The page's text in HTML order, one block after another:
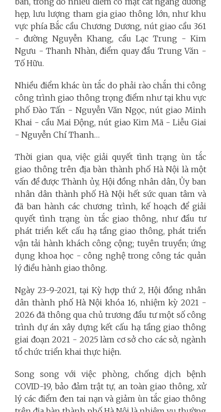
hẹp, lưu lượng tham gia giao thông lớn, như khu
vực phía Bắc cầu Chương Dương, nút giao cầu 361
- đường Nguyễn Khang, cầu Lạc Trung - Kim
Ngưu - Thanh Nhàn, điểm quay đầu Trung Văn -
Tố Hữu.
Nhiều điểm khác ùn tắc do phải rào chắn thi công
công trình giao thông trọng điểm như tại khu vực
phố Đào Tấn - Nguyễn Văn Ngọc, nút giao Minh
Khai - cầu Mai Động, nút giao Kim Mã - Liễu Giai
- Nguyễn Chí Thanh…
Thời gian qua, việc giải quyết tình trạng ùn tắc
giao thông trên địa bàn thành phố Hà Nội là một
vấn đề được Thành ủy, Hội đồng nhân dân, Ủy ban
nhân dân thành phố Hà Nội hết sức quan tâm và
đã ban hành các chương trình, kế hoạch để giải
quyết tình trạng ùn tắc giao thông, như đầu tư
phát triển kết cấu hạ tầng giao thông, phát triển
vận tải hành khách công cộng; tuyên truyền; ứng
dụng khoa học - công nghệ trong công tác quản
lý điều hành giao thông.
Ngày 23-9-2021, tại Kỳ hợp thứ 2, Hội đồng nhân
dân thành phố Hà Nội khóa 16, nhiệm kỳ 2021 -
2026 đã thông qua chủ trương đầu tư một số công
trình dự án xây dựng kết cấu hạ tầng giao thông
giai đoạn 2021 - 2025 làm cơ sở cho các sở, ngành
tổ chức triển khai thực hiện.
Song song với việc phòng, chống dịch bệnh
COVID-19, bảo đảm trật tự, an toàn giao thông, xử
lý các điểm đen tai nạn và giảm ùn tắc giao thông